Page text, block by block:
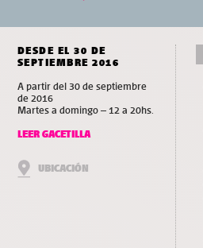
DESDE EL 30 DE
SEPTIEMBRE 2016
A partir del 30 de septiembre
de 2016
Martes a domingo – 12 a 20hs.
LEER GACETILLA
UBICACIÓN